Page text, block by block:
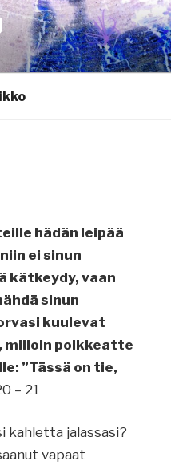
hädän leipää
ei sinun
kätkeydy, vaan
sinun
kuulevat
milloin poikkeatte
”Tässä on tie,
– 21
kahletta jalassasi?
vapaat